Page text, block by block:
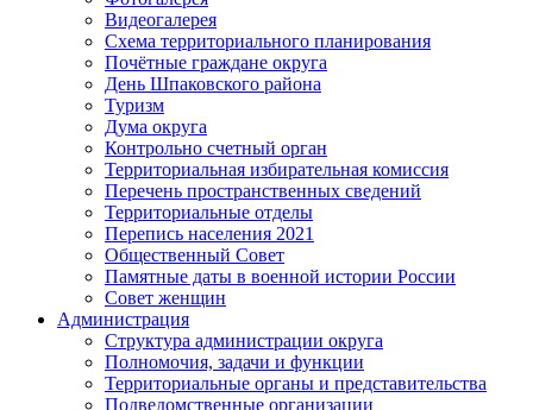
Видеогалерея
Схема территориального планирования
Почётные граждане округа
День Шпаковского района
Туризм
Дума округа
Контрольно счетный орган
Территориальная избирательная комиссия
Перечень пространственных сведений
Территориальные отделы
Перепись населения 2021
Общественный Совет
Памятные даты в военной истории России
Совет женщин
Администрация
Структура администрации округа
Полномочия, задачи и функции
Территориальные органы и представительства
Подведомственные организации